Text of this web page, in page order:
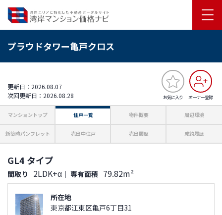
プラウドタワー亀戸クロス
お気に入り オーナー登録
更新日：2026.08.07
次回更新日：2026.08.28
マンショントップ 住戸一覧 物件概要 周辺環境
新築時パンフレット 売出中住戸 売出履歴 成約履歴
GL4 タイプ
間取り 2LDK+α ｜ 専有面積 79.82m²
所在地
東京都江東区亀戸6丁目31